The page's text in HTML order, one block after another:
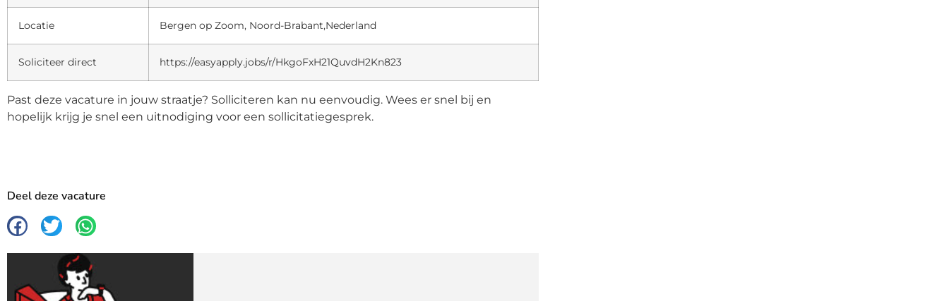
Locatie Bergen op Zoom, Noord-Brabant,Nederland
Soliciteer direct https://easyapply.jobs/r/HkgoFxH21QuvdH2Kn823
Past deze vacature in jouw straatje? Solliciteren kan nu eenvoudig. Wees er snel bij en
hopelijk krijg je snel een uitnodiging voor een sollicitatiegesprek.
Deel deze vacature